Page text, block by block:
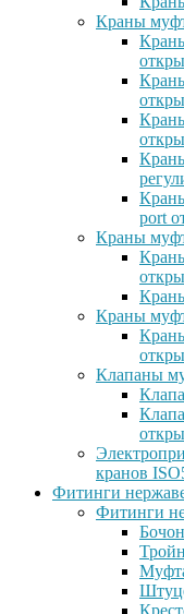
Краны
port
Краны
Краны
Клапаны
кранов
Фитинги
Фитинги